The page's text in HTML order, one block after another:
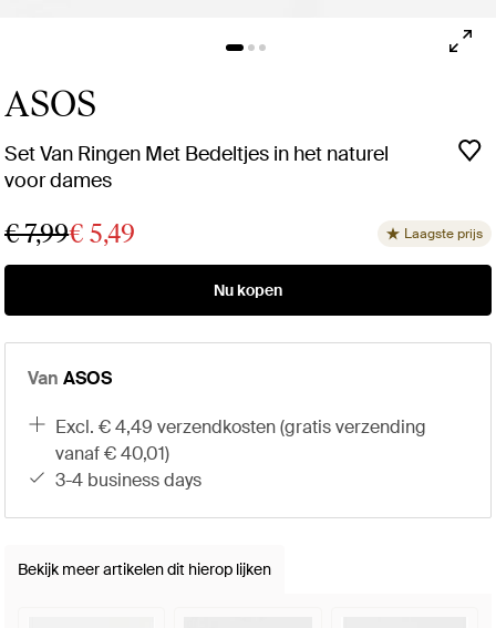
ASOS
Set Van Ringen Met Bedeltjes in het naturel
voor dames
€ 7,99€ 5,49 Laagste prijs
Nu kopen
Van ASOS
excl. € 4,49 verzendkosten (gratis verzending
vanaf € 40,01)
3-4 business days
Bekijk meer artikelen dit hierop lijken